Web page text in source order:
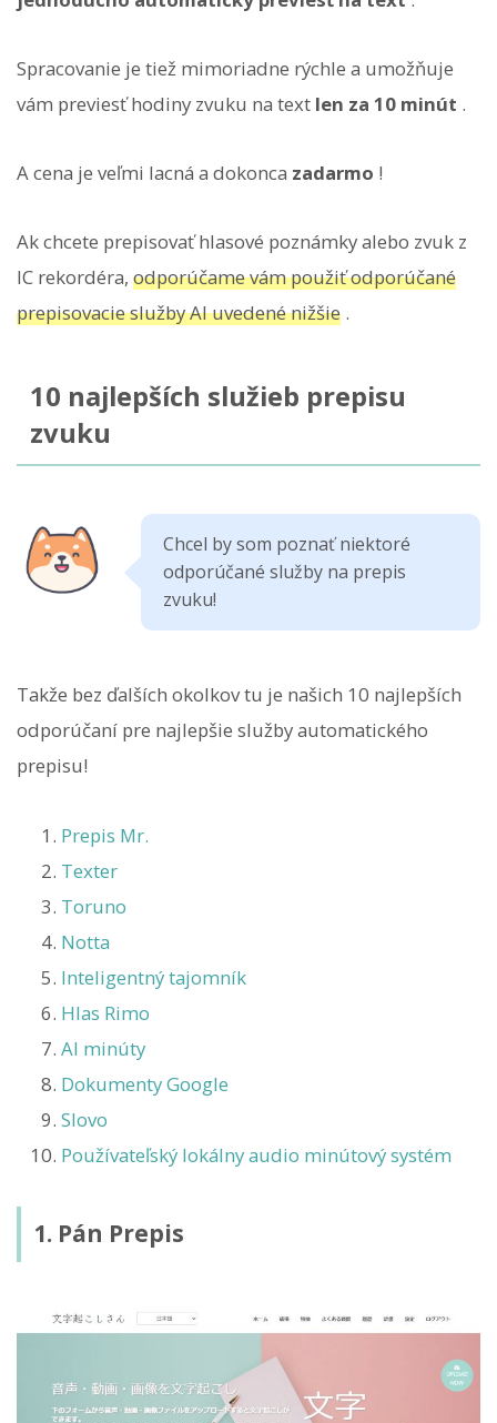
Spracovanie je tiež mimoriadne rýchle a umožňuje
vám previesť hodiny zvuku na text len ​​za 10 minút .
A cena je veľmi lacná a dokonca zadarmo !
Ak chcete prepisovať hlasové poznámky alebo zvuk z
IC rekordéra, odporúčame vám použiť odporúčané
prepisovacie služby AI uvedené nižšie .
10 najlepších služieb prepisu
zvuku
Chcel by som poznať niektoré
odporúčané služby na prepis
zvuku!
Takže bez ďalších okolkov tu je našich 10 najlepších
odporúčaní pre najlepšie služby automatického
prepisu!
Prepis Mr.
Texter
Toruno
Notta
Inteligentný tajomník
Hlas Rimo
AI minúty
Dokumenty Google
Slovo
Používateľský lokálny audio minútový systém
1. Pán Prepis